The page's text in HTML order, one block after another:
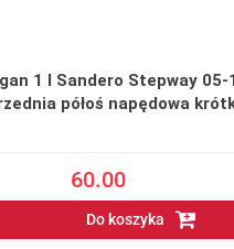
1 I Sandero Stepway 05-
półoś napędowa
60.00
Do koszyka